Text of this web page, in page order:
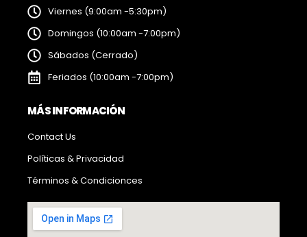
Viernes (9:00am -5:30pm)
Domingos (10:00am -7:00pm)
Sábados (Cerrado)
Feriados (10:00am -7:00pm)
MÁS INFORMACIÓN
Contact Us
Políticas & Privacidad
Términos & Condicionces